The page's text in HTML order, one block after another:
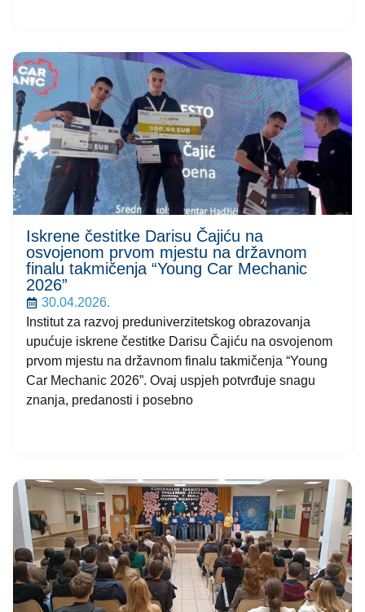
Iskrene čestitke Darisu Čajiću na
osvojenom prvom mjestu na državnom
finalu takmičenja “Young Car Mechanic
2026”
30.04.2026.
Institut za razvoj preduniverzitetskog obrazovanja
upućuje iskrene čestitke Darisu Čajiću na osvojenom
prvom mjestu na državnom finalu takmičenja “Young
Car Mechanic 2026”. Ovaj uspjeh potvrđuje snagu
znanja, predanosti i posebno